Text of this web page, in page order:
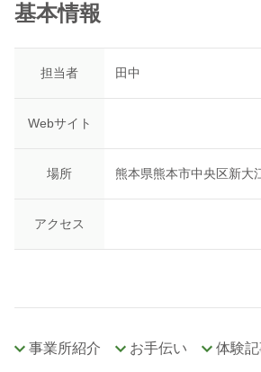
基本情報
担当者 田中
Webサイト
場所 熊本県熊本市中央区新大
アクセス
事業所紹介 お手伝い 体験